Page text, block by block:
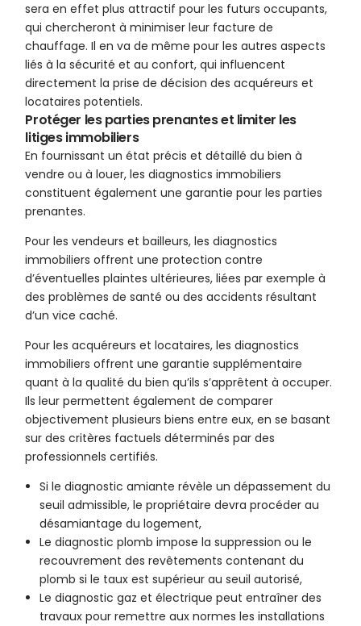
sera en effet plus attractif pour les futurs occupants,
qui chercheront à minimiser leur facture de
chauffage. Il en va de même pour les autres aspects
liés à la sécurité et au confort, qui influencent
directement la prise de décision des acquéreurs et
locataires potentiels.
Protéger les parties prenantes et limiter les
litiges immobiliers
En fournissant un état précis et détaillé du bien à
vendre ou à louer, les diagnostics immobiliers
constituent également une garantie pour les parties
prenantes.
Pour les vendeurs et bailleurs, les diagnostics
immobiliers offrent une protection contre
d’éventuelles plaintes ultérieures, liées par exemple à
des problèmes de santé ou des accidents résultant
d’un vice caché.
Pour les acquéreurs et locataires, les diagnostics
immobiliers offrent une garantie supplémentaire
quant à la qualité du bien qu’ils s’apprêtent à occuper.
Ils leur permettent également de comparer
objectivement plusieurs biens entre eux, en se basant
sur des critères factuels déterminés par des
professionnels certifiés.
Si le diagnostic amiante révèle un dépassement du
seuil admissible, le propriétaire devra procéder au
désamiantage du logement,
Le diagnostic plomb impose la suppression ou le
recouvrement des revêtements contenant du
plomb si le taux est supérieur au seuil autorisé,
Le diagnostic gaz et électrique peut entraîner des
travaux pour remettre aux normes les installations